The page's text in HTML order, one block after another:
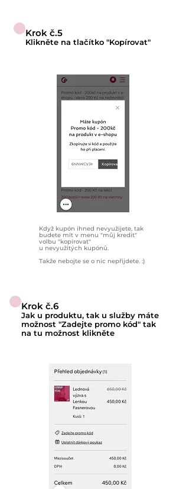
Krok č.5
Klikněte na tlačítko "Kopírovat"
Když kupón ihned nevyužijete, tak
budete mít v menu "můj kredit"
volbu "kopírovat"
u nevyužitých kupónů.
Takže nebojte se o nic nepřijdete. :)
Krok č.6
Jak u produktu, tak u služby máte
možnost "Zadejte promo kód" tak
na tu možnost klikněte